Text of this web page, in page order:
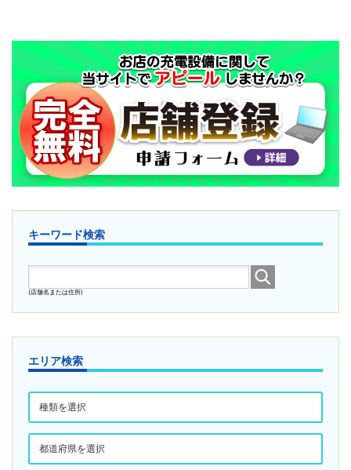
キーワード検索
(店舗名または住所)
エリア検索